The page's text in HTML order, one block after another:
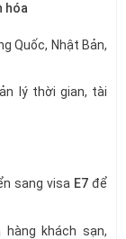
hóa
Quốc, Nhật Bản,
lý thời gian, tài
sang visa E7để
hàng khách sạn,